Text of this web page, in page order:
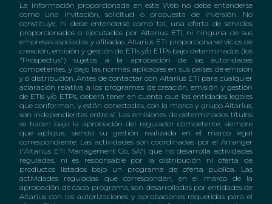
La información proporcionada en esta Web no debe entenderse
como una invitación, solicitud o propuesta de inversión. No
constituye, ni debe entenderse como tal, una oferta de servicios
proporcionados o ejecutados por Altarius ETI, ni ninguna de sus
empresas asociadas y afiliadas. Altarius ETI proporciona servicios de
creación, emisión y gestión de ETIs y/o ETPs bajo determinados (los
"Prospectus") sujetos a la aprobación de las autoridades
competentes, y bajo las normas aplicables en sus países de emisión
y o distribución. Antes de contactar con Altarius ETI para cualquier
aclaración relativa a los programas de creación, emisión y gestión
de ETIs y/o ETPs, deberá tener en cuenta que las entidades legales
que conforman, y están conectadas, con la marca y grupo Altarius,
son independientes entre sí. Las emisiones de determinados títulos
se hacen bajo la aprobación del regulador competente, siempre
que aplique, siendo su gestión realizada en el marco legal
correspondiente. Las actividades son coordinadas por el Arranger
("Altarius ETI Management Co, SA") que no desarrolla actividades
reguladas, ni es responsable por la distribución ni oferta de
productos listados bajo un programa de oferta publica. Las
actividades reguladas que correspondan, en el marco de la
aprobación de cada programa, son desarrolladas por entidades de
Altarius con las autorizaciones y aprobaciones requeridas para el